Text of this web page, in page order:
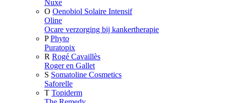
Nuxe
O Oenobiol Solaire Intensif
Oline
Ocare verzorging bij kankertherapie
P Phyto
Puratopix
R Rogé Cavaillès
Roger en Gallet
S Somatoline Cosmetics
Saforelle
T Topiderm